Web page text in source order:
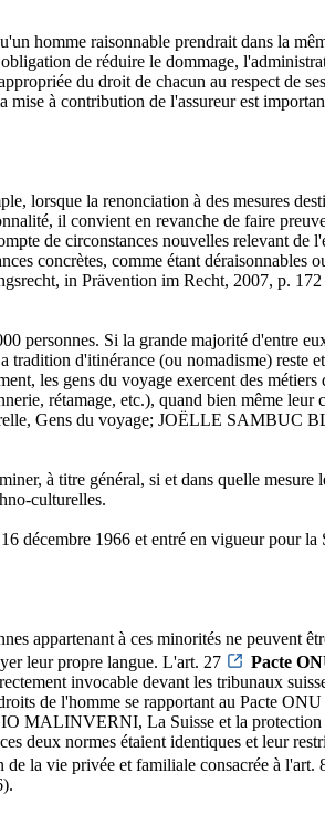
homme raisonnable prendrait dans la
de réduire le dommage,
du droit de chacun au respect de
mise à contribution de l'assureur est
lorsque la renonciation à des mesures
il convient en revanche de faire
de circonstances nouvelles relevant de
concrètes, comme étant déraisonnables
in Prävention im Recht, 2007, p. 172
personnes. Si la grande majorité d'entre
d'itinérance (ou nomadisme) reste
les gens du voyage exercent des
rétamage, etc.), quand bien même leur
Gens du voyage; JOËLLE SAMBUC
à titre général, si et dans quelle
culturelles.
1966 et entré en vigueur pour
appartenant à ces minorités ne peuvent
leur propre langue. L'art. 27
Pacte
invocable devant les tribunaux
droits de l'homme se rapportant au
MALINVERNI, La Suisse et la
normes étaient identiques et leur
la vie privée et familiale consacrée à l'art.